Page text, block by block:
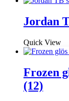
Jordan
Quick View
Frozen
(12)